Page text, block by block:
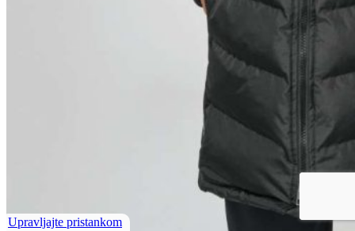
Upravljajte pristankom